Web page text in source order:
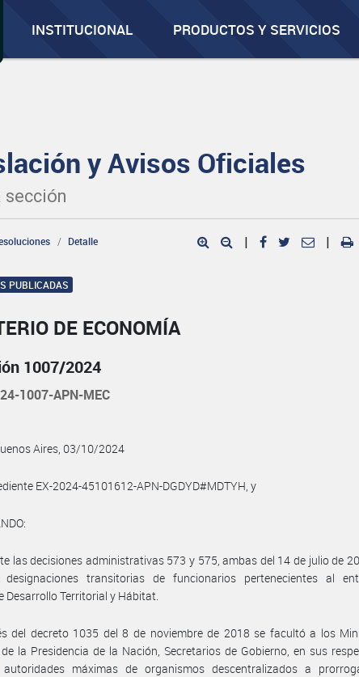
INSTITUCIONAL PRODUCTOS Y SERVICIOS
y Avisos Oficiales
sección
Detalle | |
PUBLICADAS
DE ECONOMÍA
1007/2024
1007-APN-MEC
Aires, 03/10/2024
EX-2024-45101612-APN-DGDYD#MDTYH, y
las decisiones administrativas 573 y 575, ambas del 14 de julio de
designaciones transitorias de funcionarios pertenecientes al
Desarrollo Territorial y Hábitat.
del decreto 1035 del 8 de noviembre de 2018 se facultó a los
la Presidencia de la Nación, Secretarios de Gobierno, en sus
máximas de organismos descentralizados a